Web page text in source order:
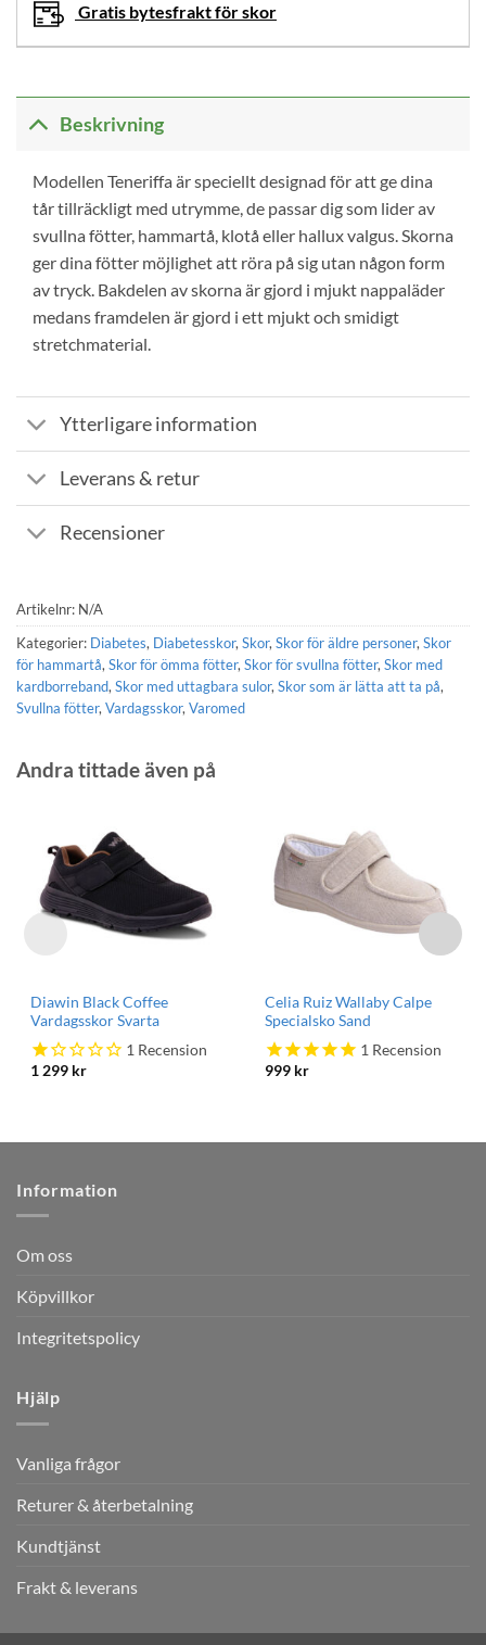
din
varukorg.
Gratis bytesfrakt för skor
Beskrivning
Modellen Teneriffa är speciellt designad för att ge dina
tår tillräckligt med utrymme, de passar dig som lider av
svullna fötter, hammartå, klotå eller hallux valgus. Skorna
ger dina fötter möjlighet att röra på sig utan någon form
av tryck. Bakdelen av skorna är gjord i mjukt nappaläder
medans framdelen är gjord i ett mjukt och smidigt
stretchmaterial.
Ytterligare information
Leverans & retur
Recensioner
Artikelnr: N/A
Kategorier: Diabetes, Diabetesskor, Skor, Skor för äldre personer, Skor
för hammartå, Skor för ömma fötter, Skor för svullna fötter, Skor med
kardborreband, Skor med uttagbara sulor, Skor som är lätta att ta på,
Svullna fötter, Vardagsskor, Varomed
Andra tittade även på
Diawin Black Coffee
Vardagsskor Svarta
1 Recension
1 299 kr
Celia Ruiz Wallaby Calpe
Specialsko Sand
1 Recension
999 kr
Information
Om oss
Köpvillkor
Integritetspolicy
Hjälp
Vanliga frågor
Returer & återbetalning
Kundtjänst
Frakt & leverans